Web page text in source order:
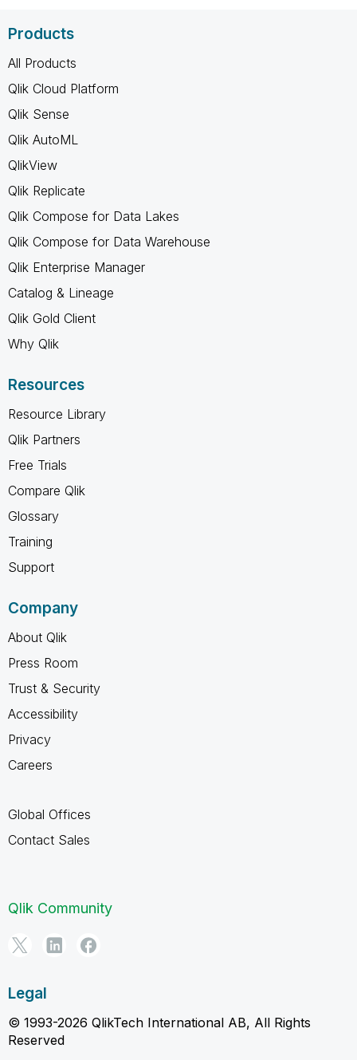
Products
All Products
Qlik Cloud Platform
Qlik Sense
Qlik AutoML
QlikView
Qlik Replicate
Qlik Compose for Data Lakes
Qlik Compose for Data Warehouse
Qlik Enterprise Manager
Catalog & Lineage
Qlik Gold Client
Why Qlik
Resources
Resource Library
Qlik Partners
Free Trials
Compare Qlik
Glossary
Training
Support
Company
About Qlik
Press Room
Trust & Security
Accessibility
Privacy
Careers
Global Offices
Contact Sales
Qlik Community
Legal
© 1993-2026 QlikTech International AB, All Rights
Reserved